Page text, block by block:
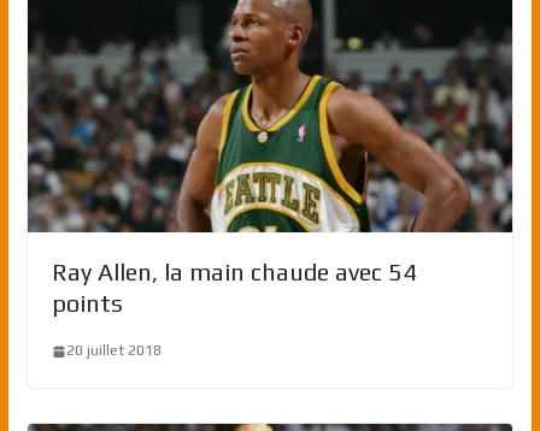
Ray Allen, la main chaude avec 54
points
20 juillet 2018